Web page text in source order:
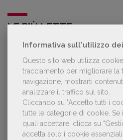
Informativa sull'utilizzo
Questo sito web utilizza
tracciamento per migliorare la
navigazione, mostrarti
analizzare il traffico sul sito.
Cliccando su "Accetto tutti i
tutte le categorie di cookie. Se
quali accettare, clicca su
accetta solo i cookie
LE PIÙ LETTE
Forse è il momento di
sull’intelligenza artificiale
Kobo ha rifiutato il 45%
sospetto utilizzo dell’IA